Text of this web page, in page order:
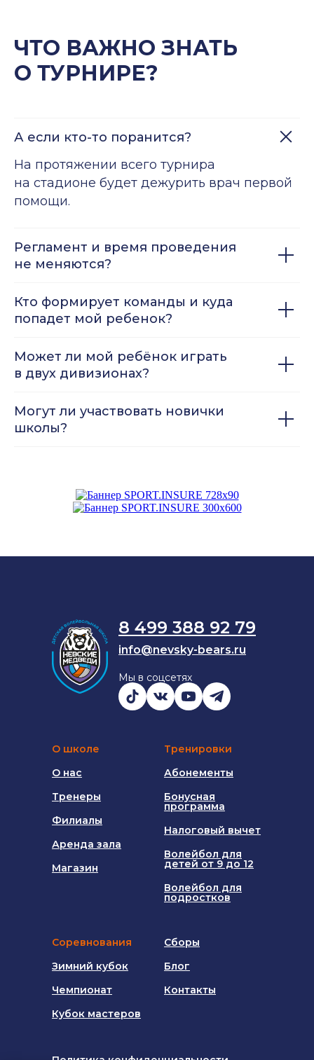
ЧТО ВАЖНО ЗНАТЬ
О ТУРНИРЕ?
А если кто-то поранится?
На протяжении всего турнира
на стадионе будет дежурить врач первой
помощи.
Регламент и время проведения
не меняются?
Кто формирует команды и куда
попадет мой ребенок?
Может ли мой ребёнок играть
в двух дивизионах?
Могут ли участвовать новички
школы?
Мы в соцсетях
Кубок мастеров
Чемпионат
Зимний кубок
Соревнования
Контакты
Магазин
Блог
Сборы
8 499 388 92 79
info@nevsky-bears.ru
Волейбол для
подростков
Волейбол для
детей от 9 до 12
Налоговый вычет
Бонусная
программа
Абонементы
Тренировки
Аренда зала
Филиалы
Тренеры
О нас
О школе